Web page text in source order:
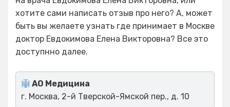
хотите сами написать отзыв про него? А, может
быть вы желаете узнать где принимает в Москве
доктор Евдокимова Елена Викторовна? Все это
доступнно далее.
АО Медицина
г. Москва, 2-й Тверской-Ямской пер., д. 10